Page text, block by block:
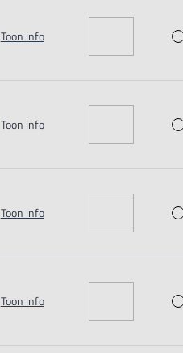
Toon info
Toon info
Toon info
Toon info